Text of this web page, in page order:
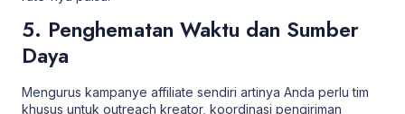
5. Penghematan Waktu dan Sumber
Daya
Mengurus kampanye affiliate sendiri artinya Anda perlu tim
khusus untuk outreach kreator, koordinasi pengiriman